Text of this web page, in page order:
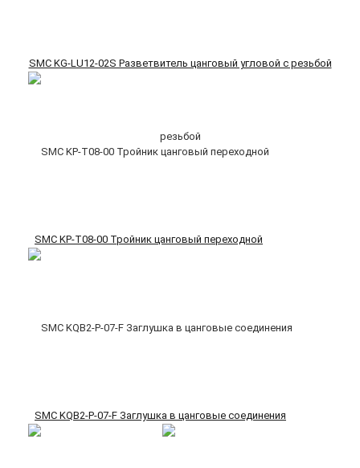
SMC KG-LU12-02S Разветвитель цанговый угловой с резьбой
SMC KP-T08-00 Тройник цанговый переходной
SMC KQB2-P-07-F Заглушка в цанговые соединения